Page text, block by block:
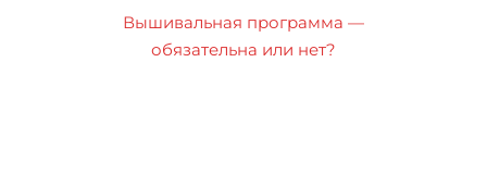
Вышивальная программа —
обязательна или нет?